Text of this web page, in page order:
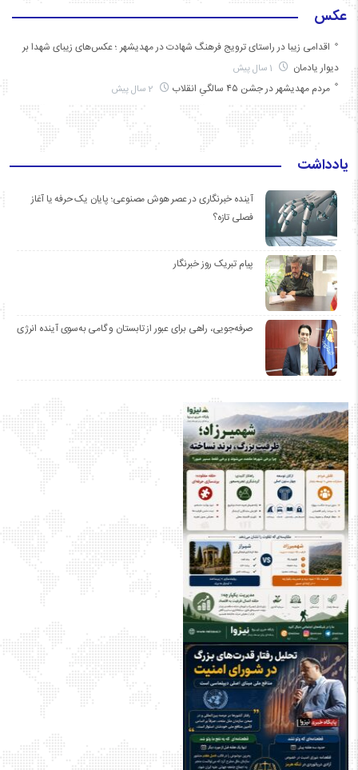
عکس
اقدامی زیبا در راستای ترویج فرهنگ شهادت در مهدیشهر ؛ عکس‌های زیبای شهدا بر
دیوار یادمان
مردم مهدیشهر در جشن ۴۵ سالگیِ انقلاب
یادداشت
آینده خبرنگاری در عصر هوش مصنوعی؛ پایان یک حرفه یا آغاز
فصلی تازه؟
پیام تبریک روز خبرنگار
صرفه‌جویی، راهی برای عبور از تابستان و گامی به‌سوی آینده انرژی